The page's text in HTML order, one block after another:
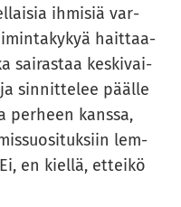
ih­mi­siä var­
hait­taa­
sai­ras­taa kes­ki­vai­
sin­nit­te­lee pääl­le
per­heen kans­sa,
lem­
en kiel­lä, et­tei­kö